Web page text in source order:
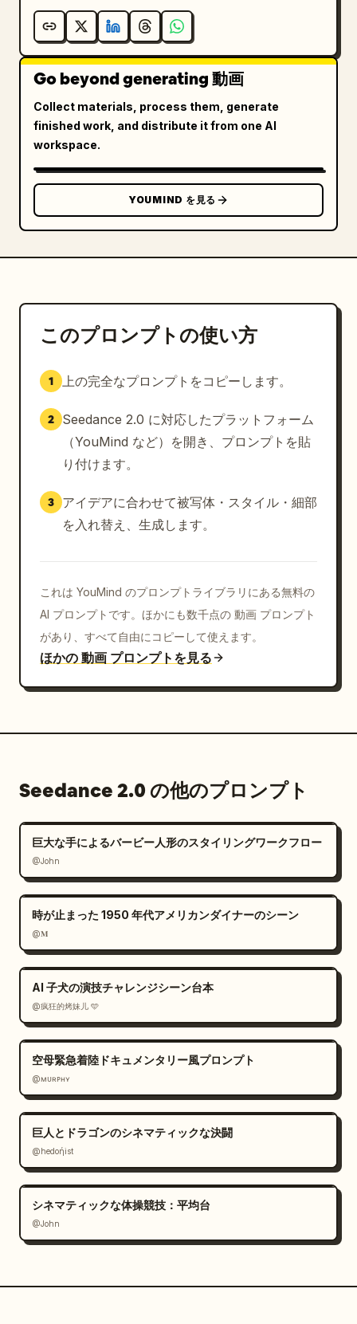
Go beyond generating 動画
Collect materials, process them, generate
finished work, and distribute it from one AI
workspace.
YOUMIND を見る
このプロンプトの使い方
1 上の完全なプロンプトをコピーします。
2
Seedance 2.0 に対応したプラットフォーム
（YouMind など）を開き、プロンプトを貼
り付けます。
3
アイデアに合わせて被写体・スタイル・細部
を入れ替え、生成します。
これは YouMind のプロンプトライブラリにある無料の
AI プロンプトです。ほかにも数千点の 動画 プロンプト
があり、すべて自由にコピーして使えます。
ほかの 動画 プロンプトを見る
Seedance 2.0 の他のプロンプト
巨大な手によるバービー人形のスタイリングワークフロー
@John
時が止まった 1950 年代アメリカンダイナーのシーン
@𝐌
AI 子犬の演技チャレンジシーン台本
@疯狂的烤妹儿 🩵
空母緊急着陸ドキュメンタリー風プロンプト
@ᴍᴜʀᴘʜʏ
巨人とドラゴンのシネマティックな決闘
@hedoήist
シネマティックな体操競技：平均台
@John